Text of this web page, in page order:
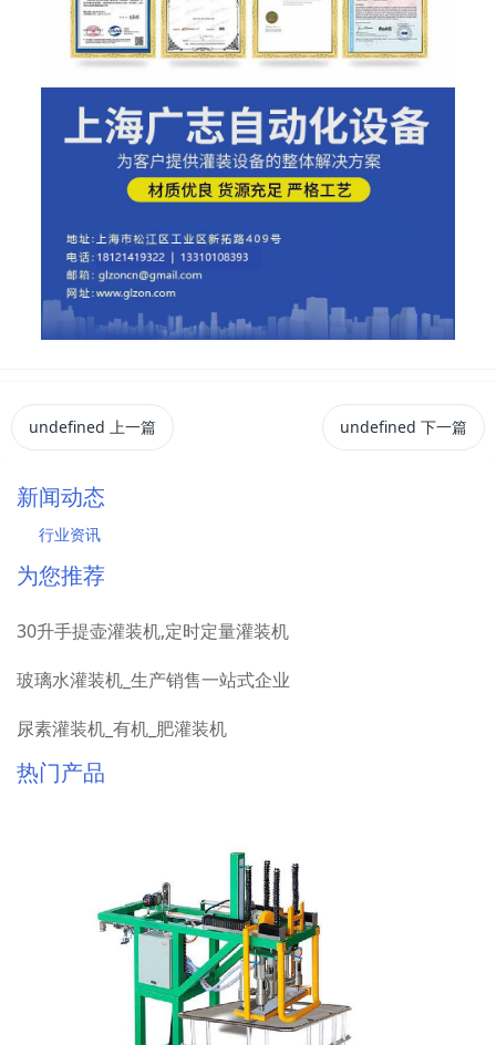
undefined 上一篇 undefined 下一篇
新闻动态
行业资讯
为您推荐
30升手提壶灌装机,定时定量灌装机
玻璃水灌装机_生产销售一站式企业
尿素灌装机_有机_肥灌装机
热门产品